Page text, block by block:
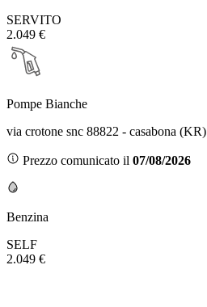
SERVITO
2.049 €
Pompe Bianche
via crotone snc 88822 - casabona (KR)
Prezzo comunicato il 07/08/2026
Benzina
SELF
2.049 €